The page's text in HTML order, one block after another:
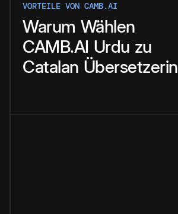
VORTEILE VON CAMB.AI
Warum Wählen
CAMB.AI Urdu zu
Catalan Übersetzerin